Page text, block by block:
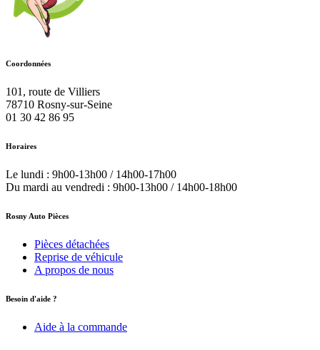
Coordonnées
101, route de Villiers
78710 Rosny-sur-Seine
01 30 42 86 95
Horaires
Le lundi : 9h00-13h00 / 14h00-17h00
Du mardi au vendredi : 9h00-13h00 / 14h00-18h00
Rosny Auto Pièces
Pièces détachées
Reprise de véhicule
A propos de nous
Besoin d'aide ?
Aide à la commande